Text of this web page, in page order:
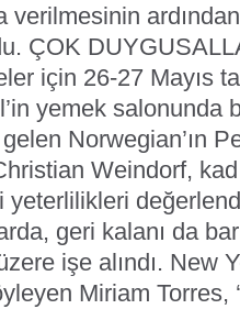
verilmesinin
ÇOK
için 26-27 Mayıs
yemek salonunda
Norwegian’ın
Weindorf,
geri kalanı da
işe alındı. New
Miriam Torres,